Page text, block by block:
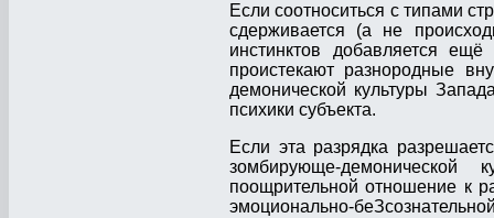
Если соотноситься с типами
сдерживается (а не
инстинктов добавляется
проистекают разнородные
демонической культуры
психики субъекта.
Если эта разрядка
зомбирующе-
поощрительной отношение к
эмоционально-